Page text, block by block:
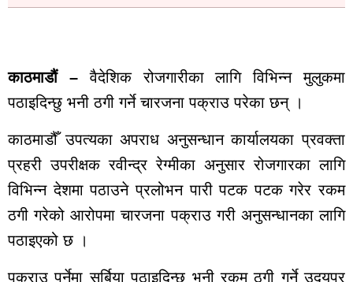
जाजरकोट
अपडेट
मनोरञ्जन
ब्यापार
पर्यटन
ट्रेन्डिङ
घटना
खेलकुद
समाचार
काठमाडौं –वैदेशिक रोजगारीका लागि विभिन्न मुलुकमा
पठाइदिन्छु भनी ठगी गर्ने चारजना पक्राउ परेका छन् ।
काठमाडौँ उपत्यका अपराध अनुसन्धान कार्यालयका प्रवक्ता
प्रहरी उपरीक्षक रवीन्द्र रेग्मीका अनुसार रोजगारका लागि
विभिन्न देशमा पठाउने प्रलोभन पारी पटक पटक गरेर रकम
ठगी गरेको आरोपमा चारजना पक्राउ गरी अनुसन्धानका लागि
पठाइएको छ ।
पक्राउ पर्नेमा सर्बिया पठाइदिन्छु भनी रकम ठगी गर्ने उदयपुर